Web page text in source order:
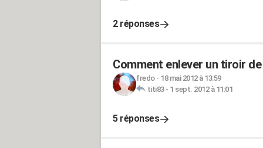
2 réponses
Comment enlever un tiroir
fredo- 18 mai 2012 à 13:59
titi83- 1 sept. 2012 à 11:01
5 réponses